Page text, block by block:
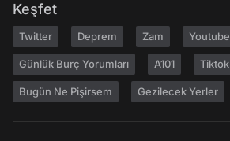
Keşfet
Twitter Deprem Zam Youtube
Günlük Burç Yorumları A101 Tiktok
Bugün Ne Pişirsem Gezilecek Yerler